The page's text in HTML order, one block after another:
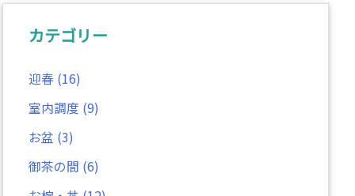
カテゴリー
迎春 (16)
室内調度 (9)
お盆 (3)
御茶の間 (6)